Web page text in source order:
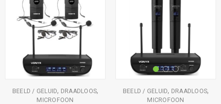
BEELD / GELUID, DRAADLOOS,
MICROFOON
BEELD / GELUID, DRAADLOOS,
MICROFOON